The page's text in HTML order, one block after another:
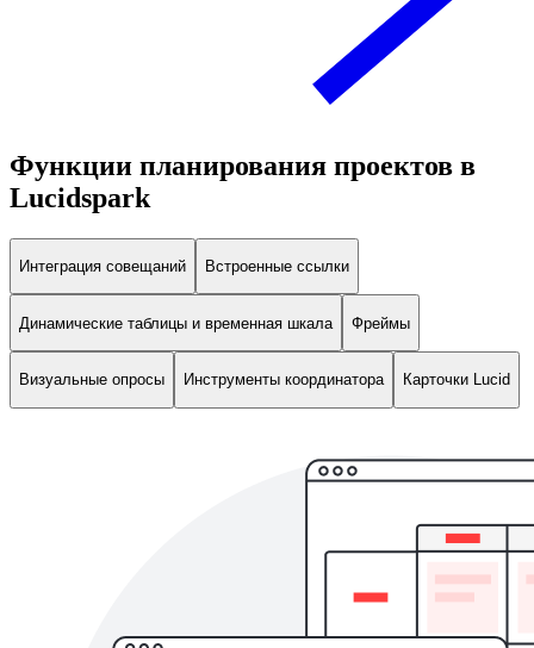
Функции планирования проектов в
Lucidspark
Интеграция совещаний Встроенные ссылки
Динамические таблицы и временная шкала Фреймы
Визуальные опросы Инструменты координатора Карточки Lucid